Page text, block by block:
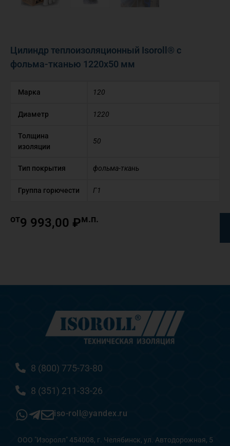
Цилиндр теплоизоляционный Isoroll® с
фольма-тканью 1220х50 мм
Марка 120
Диаметр 1220
Толщина
изоляции
50
Тип покрытия фольма-ткань
Группа горючести Г1
от9 993,00 ₽м.п.
8 (800) 775-73-80
8 (351) 211-33-26
iso-roll@yandex.ru
ООО "Изоролл" 454008, г. Челябинск, ул. Автодорожная, 5